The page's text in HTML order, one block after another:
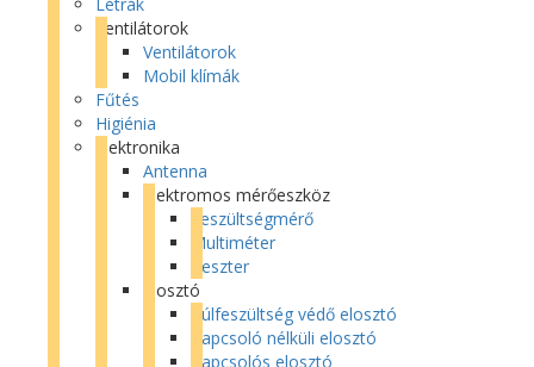
Ventilátorok
Ventilátorok
Mobil klímák
Fűtés
Higiénia
Elektronika
Antenna
Elektromos mérőeszköz
Feszültségmérő
Multiméter
Teszter
Elosztó
Túlfeszültség védő elosztó
Kapcsoló nélküli elosztó
Kapcsolós elosztó